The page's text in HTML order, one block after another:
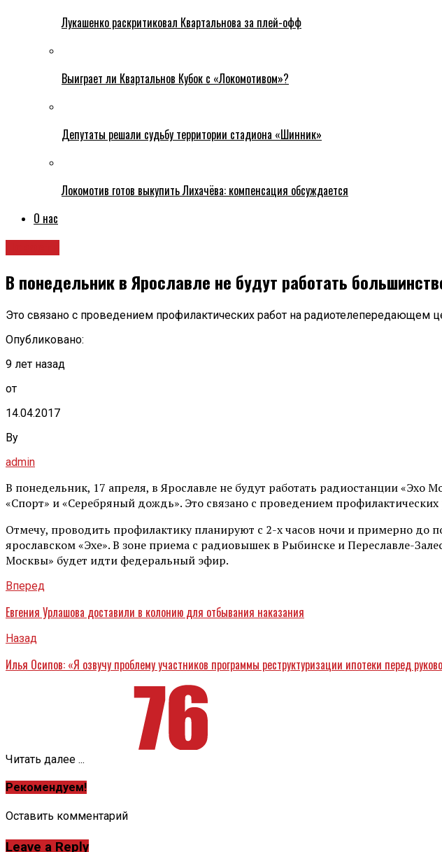
Лукашенко раскритиковал Квартальнова за плей-офф
Выиграет ли Квартальнов Кубок с «Локомотивом»?
Депутаты решали судьбу территории стадиона «Шинник»
Локомотив готов выкупить Лихачёва: компенсация обсуждается
О нас
В понедельник в Ярославле не будут работать
Это связано с проведением профилактических работ на радиотелепередающем
Опубликовано:
9 лет назад
от
14.04.2017
By
admin
В понедельник, 17 апреля, в Ярославле не будут работать радиостанции «Эхо
«Спорт» и «Серебряный дождь». Это связано с проведением
Отмечу, проводить профилактику планируют с 2-х часов ночи и примерно до
ярославском «Эхе». В зоне приема с радиовышек в Рыбинске и Переславле-
Москвы» будет идти федеральный эфир.
Вперед
Евгения Урлашова доставили в колонию для отбывания наказания
Назад
Илья Осипов: «Я озвучу проблему участников программы реструктуризации ипотеки перед
Читать далее ...
Рекомендуем!
Оставить комментарий
Leave a Reply